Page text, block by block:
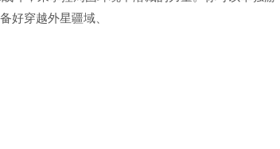
好穿越外星疆域、